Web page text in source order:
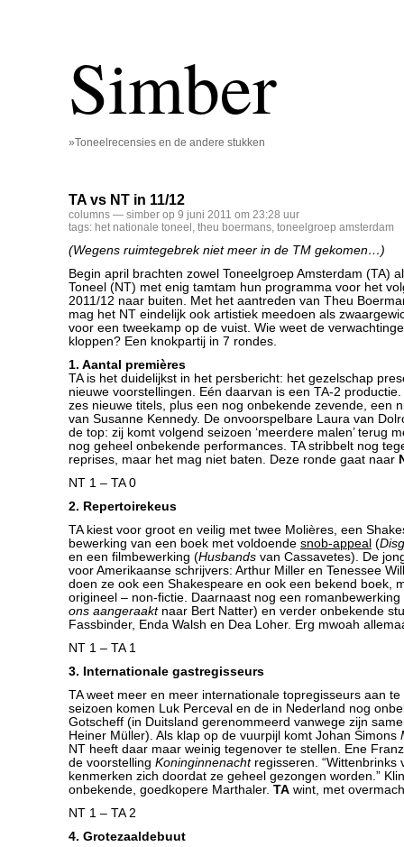
Simber
»Toneelrecensies en de andere stukken
TA vs NT in 11/12
columns — simber op 9 juni 2011 om 23:28 uur
tags: het nationale toneel , theu boermans, toneelgroep amsterdam
(Wegens ruimtegebrek niet meer in de TM gekomen…)
Begin april brachten zowel Toneelgroep Amsterdam (TA)
Toneel (NT) met enig tamtam hun programma voor het
2011/12 naar buiten. Met het aantreden van Theu
mag het NT eindelijk ook artistiek meedoen als
voor een tweekamp op de vuist. Wie weet de
kloppen? Een knokpartij in 7 rondes.
1. Aantal premières
TA is het duidelijkst in het persbericht: het gezelschap
nieuwe voorstellingen. Eén daarvan is een TA-2
zes nieuwe titels, plus een nog onbekende zevende, een
van Susanne Kennedy. De onvoorspelbare Laura van
de top: zij komt volgend seizoen ‘meerdere malen’ terug
nog geheel onbekende performances. TA stribbelt nog
reprises, maar het mag niet baten. Deze ronde gaat naar
NT 1 – TA 0
2. Repertoirekeus
TA kiest voor groot en veilig met twee Molières, een
bewerking van een boek met voldoende snob-appeal (
en een filmbewerking (Husbands van Cassavetes). De
voor Amerikaanse schrijvers: Arthur Miller en Tenessee
doen ze ook een Shakespeare en ook een bekend boek,
origineel – non-fictie. Daarnaast nog een romanbewerking
ons aangeraaktnaar Bert Natter) en verder onbekende
Fassbinder, Enda Walsh en Dea Loher. Erg mwoah
NT 1 – TA 1
3. Internationale gastregisseurs
TA weet meer en meer internationale topregisseurs aan te
seizoen komen Luk Perceval en de in Nederland nog
Gotscheff (in Duitsland gerenommeerd vanwege zijn
Heiner Müller). Als klap op de vuurpijl komt Johan Simons
NT heeft daar maar weinig tegenover te stellen. Ene
de voorstelling Koninginnenachtregisseren. “Wittenbrinks
kenmerken zich doordat ze geheel gezongen worden.”
onbekende, goedkopere Marthaler. TA wint, met
NT 1 – TA 2
4. Grotezaaldebuut